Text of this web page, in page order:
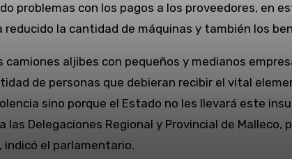
problemas con los pagos a los proveedores, en
la cantidad de máquinas y también los
camiones aljibes con pequeños y medianos
de personas que debieran recibir el vital
sino porque el Estado no les llevará este
Delegaciones Regional y Provincial de
indicó el parlamentario.